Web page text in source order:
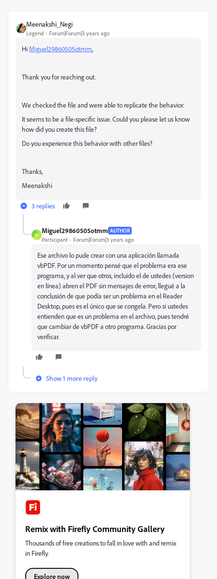
Meenakshi_Negi
Legend Forum|Forum|3 years ago
Hi Miguel29860505otmm,
Thank you for reaching out.
We checked the file and were able to replicate the behavior.
It seems to be a file-specific issue. Could you please let us know
how did you create this file?
Do you experience this behavior with other files?
Thanks,
Meenakshi
3 replies
M
Miguel29860505otmm AUTHOR
Participant Forum|Forum|3 years ago
Ese archivo lo pude crear con una aplicación llamada
vbPDF. Por un momento pensé que el problema era ese
programa, y al ver que otros, incluido el de ustedes (version
en línea) abren el PDF sin mensajes de error, llegué a la
conclusión de que podía ser un problema en el Reader
Desktop, pues es el único que se congela. Pero si ustedes
entienden que es un problema en el archivo, pues tendré
que cambiar de vbPDF a otro programa. Gracias por
verificar.
Show 1 more reply
Remix with Firefly Community Gallery
Thousands of free creations to fall in love with and remix
in Firefly.
Explore now